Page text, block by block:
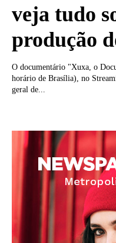
veja tudo
produção
O documentário "Xuxa, o
horário de Brasília), no
geral de...